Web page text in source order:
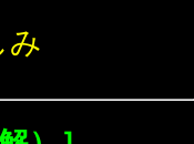
み